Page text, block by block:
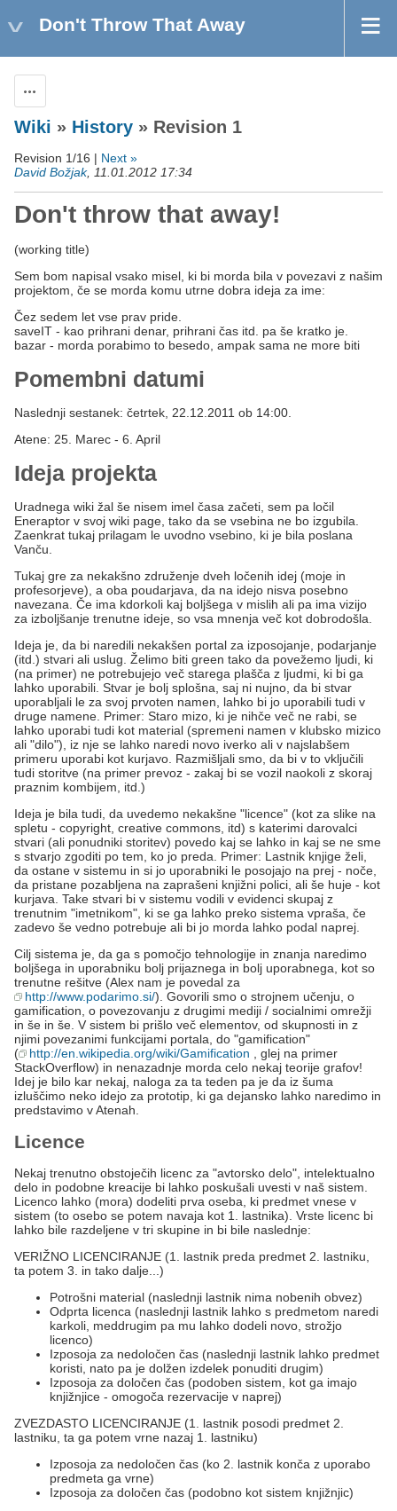
Don't Throw That Away
Wiki » History » Revision 1
Revision 1/16 | Next »
David Božjak, 11.01.2012 17:34
Don't throw that away!
(working title)
Sem bom napisal vsako misel, ki bi morda bila v povezavi z našim
projektom, če se morda komu utrne dobra ideja za ime:
Čez sedem let vse prav pride.
saveIT - kao prihrani denar, prihrani čas itd. pa še kratko je.
bazar - morda porabimo to besedo, ampak sama ne more biti
Pomembni datumi
Naslednji sestanek: četrtek, 22.12.2011 ob 14:00.
Atene: 25. Marec - 6. April
Ideja projekta
Uradnega wiki žal še nisem imel časa začeti, sem pa ločil
Eneraptor v svoj wiki page, tako da se vsebina ne bo izgubila.
Zaenkrat tukaj prilagam le uvodno vsebino, ki je bila poslana
Vanču.
Tukaj gre za nekakšno združenje dveh ločenih idej (moje in
profesorjeve), a oba poudarjava, da na idejo nisva posebno
navezana. Če ima kdorkoli kaj boljšega v mislih ali pa ima vizijo
za izboljšanje trenutne ideje, so vsa mnenja več kot dobrodošla.
Ideja je, da bi naredili nekakšen portal za izposojanje, podarjanje
(itd.) stvari ali uslug. Želimo biti green tako da povežemo ljudi, ki
(na primer) ne potrebujejo več starega plašča z ljudmi, ki bi ga
lahko uporabili. Stvar je bolj splošna, saj ni nujno, da bi stvar
uporabljali le za svoj prvoten namen, lahko bi jo uporabili tudi v
druge namene. Primer: Staro mizo, ki je nihče več ne rabi, se
lahko uporabi tudi kot material (spremeni namen v klubsko mizico
ali "dilo"), iz nje se lahko naredi novo iverko ali v najslabšem
primeru uporabi kot kurjavo. Razmišljali smo, da bi v to vključili
tudi storitve (na primer prevoz - zakaj bi se vozil naokoli z skoraj
praznim kombijem, itd.)
Ideja je bila tudi, da uvedemo nekakšne "licence" (kot za slike na
spletu - copyright, creative commons, itd) s katerimi darovalci
stvari (ali ponudniki storitev) povedo kaj se lahko in kaj se ne sme
s stvarjo zgoditi po tem, ko jo preda. Primer: Lastnik knjige želi,
da ostane v sistemu in si jo uporabniki le posojajo na prej - noče,
da pristane pozabljena na zaprašeni knjižni polici, ali še huje - kot
kurjava. Take stvari bi v sistemu vodili v evidenci skupaj z
trenutnim "imetnikom", ki se ga lahko preko sistema vpraša, če
zadevo še vedno potrebuje ali bi jo morda lahko podal naprej.
Cilj sistema je, da ga s pomočjo tehnologije in znanja naredimo
boljšega in uporabniku bolj prijaznega in bolj uporabnega, kot so
trenutne rešitve (Alex nam je povedal za
http://www.podarimo.si/). Govorili smo o strojnem učenju, o
gamification, o povezovanju z drugimi mediji / socialnimi omrežji
in še in še. V sistem bi prišlo več elementov, od skupnosti in z
njimi povezanimi funkcijami portala, do "gamification"
(
http://en.wikipedia.org/wiki/Gamification , glej na primer
StackOverflow) in nenazadnje morda celo nekaj teorije grafov!
Idej je bilo kar nekaj, naloga za ta teden pa je da iz šuma
izluščimo neko idejo za prototip, ki ga dejansko lahko naredimo in
predstavimo v Atenah.
Licence
Nekaj trenutno obstoječih licenc za "avtorsko delo", intelektualno
delo in podobne kreacije bi lahko poskušali uvesti v naš sistem.
Licenco lahko (mora) dodeliti prva oseba, ki predmet vnese v
sistem (to osebo se potem navaja kot 1. lastnika). Vrste licenc bi
lahko bile razdeljene v tri skupine in bi bile naslednje:
VERIŽNO LICENCIRANJE (1. lastnik preda predmet 2. lastniku,
ta potem 3. in tako dalje...)
Potrošni material (naslednji lastnik nima nobenih obvez)
Odprta licenca (naslednji lastnik lahko s predmetom naredi
karkoli, meddrugim pa mu lahko dodeli novo, strožjo
licenco)
Izposoja za nedoločen čas (naslednji lastnik lahko predmet
koristi, nato pa je dolžen izdelek ponuditi drugim)
Izposoja za določen čas (podoben sistem, kot ga imajo
knjižnjice - omogoča rezervacije v naprej)
ZVEZDASTO LICENCIRANJE (1. lastnik posodi predmet 2.
lastniku, ta ga potem vrne nazaj 1. lastniku)
Izposoja za nedoločen čas (ko 2. lastnik konča z uporabo
predmeta ga vrne)
Izposoja za določen čas (podobno kot sistem knjižnjic)